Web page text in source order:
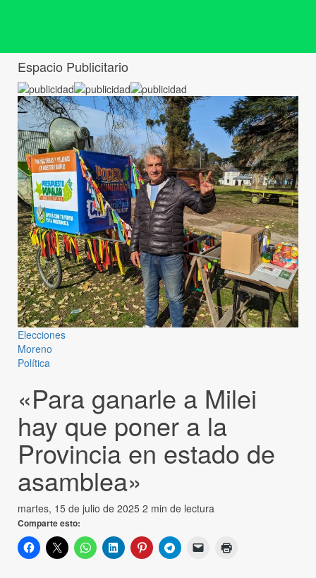
Espacio Publicitario
Elecciones
Moreno
Política
«Para ganarle a Milei
hay que poner a la
Provincia en estado de
asamblea»
martes, 15 de julio de 2025 2 min de lectura
Comparte esto: